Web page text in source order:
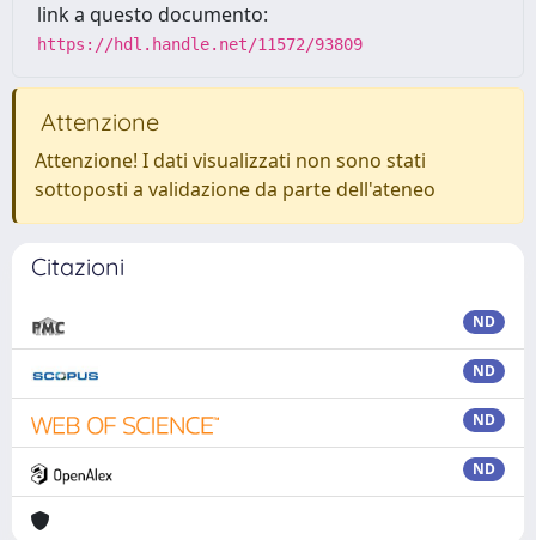
link a questo documento:
https://hdl.handle.net/11572/93809
Attenzione
Attenzione! I dati visualizzati non sono stati
sottoposti a validazione da parte dell'ateneo
Citazioni
ND
ND
ND
ND